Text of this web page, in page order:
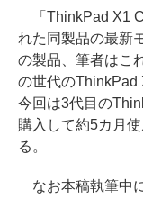
「ThinkPad X1
れた同製品の最新
の製品、筆者はこ
の世代のThinkPad
今回は3代目の
購入して約5カ月
る。
なお本稿執筆中